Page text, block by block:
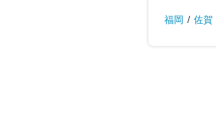
福岡 / 佐賀